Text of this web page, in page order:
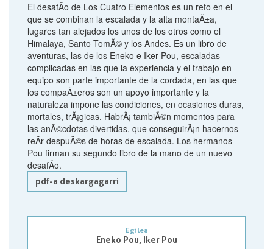
El desafÃ­o de Los Cuatro Elementos es un reto en el
que se combinan la escalada y la alta montaÃ±a,
lugares tan alejados los unos de los otros como el
Himalaya, Santo TomÃ© y los Andes. Es un libro de
aventuras, las de los Eneko e Iker Pou, escaladas
complicadas en las que la experiencia y el trabajo en
equipo son parte importante de la cordada, en las que
los compaÃ±eros son un apoyo importante y la
naturaleza impone las condiciones, en ocasiones duras,
mortales, trÃ¡gicas. HabrÃ¡ tambiÃ©n momentos para
las anÃ©cdotas divertidas, que conseguirÃ¡n hacernos
reÃ­r despuÃ©s de horas de escalada. Los hermanos
Pou firman su segundo libro de la mano de un nuevo
desafÃ­o.
pdf-a deskargagarri
Egilea
Eneko Pou, Iker Pou